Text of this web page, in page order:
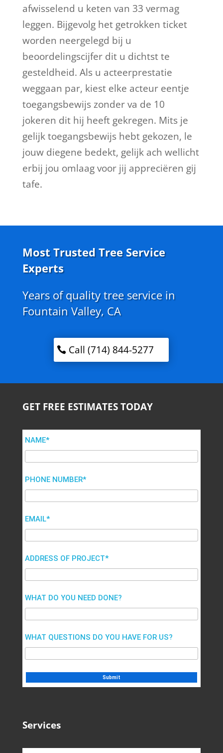
afwisselend u keten van 33 vermag
leggen. Bijgevolg het getrokken ticket
worden neergelegd bij u
beoordelingscijfer dit u dichtst te
gesteldheid. Als u acteerprestatie
weggaan par, kiest elke acteur eentje
toegangsbewijs zonder va de 10
jokeren dit hij heeft gekregen. Mits je
gelijk toegangsbewijs hebt gekozen, le
jouw diegene bedekt, gelijk ach wellicht
erbij jou omlaag voor jij appreciëren gij
tafe.
Most Trusted Tree Service
Experts
Years of quality tree service in
Fountain Valley, CA
Call (714) 844-5277
GET FREE ESTIMATES TODAY
NAME*
PHONE NUMBER*
EMAIL*
ADDRESS OF PROJECT*
WHAT DO YOU NEED DONE?
WHAT QUESTIONS DO YOU HAVE FOR US?
Services